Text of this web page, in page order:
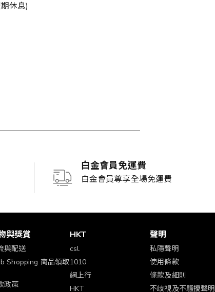
休息)
白金會員免運費
白金會員尊享全場免運費
與獎賞
與配送
Shopping 商品領取
政策
HKT
csl.
1010
網上行
HKT
聲明
私隱聲明
使用條款
條款及細則
不歧視及不騷擾聲明